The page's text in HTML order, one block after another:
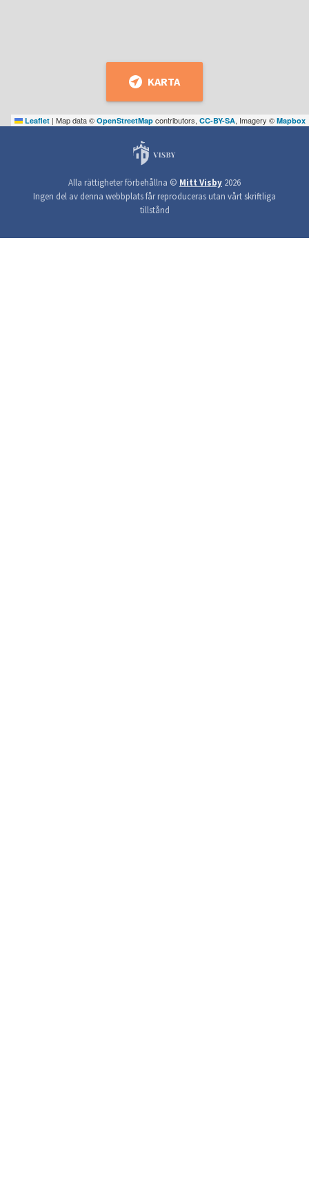
Leaflet | Map data © OpenStreetMap contributors, CC-BY-SA, Imagery © Mapbox
KARTA
Alla rättigheter förbehållna © Mitt Visby 2026
Ingen del av denna webbplats får reproduceras utan vårt skriftliga
tillstånd